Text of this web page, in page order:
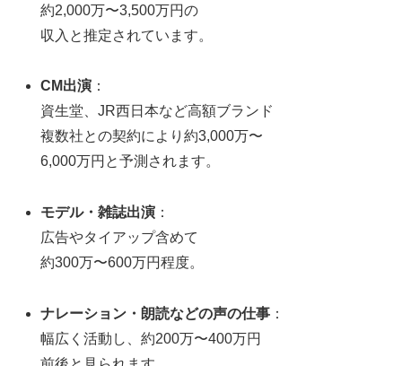
約2,000万〜3,500万円の
収入と推定されています。
CM出演 ：
資生堂、JR西日本など高額ブランド
複数社との契約により約3,000万〜
6,000万円と予測されます。
モデル・雑誌出演 ：
広告やタイアップ含めて
約300万〜600万円程度。
ナレーション・朗読などの声の仕事 ：
幅広く活動し、約200万〜400万円